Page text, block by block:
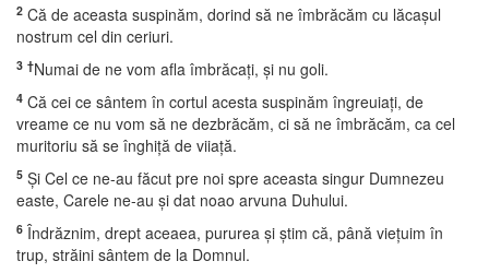
2 Că de aceasta suspinăm, dorind să ne îmbrăcăm cu lăcaşul
nostrum cel din ceriuri.
3 †Numai de ne vom afla îmbrăcaţi, şi nu goli.
4 Că cei ce sântem în cortul acesta suspinăm îngreuiaţi, de
vreame ce nu vom să ne dezbrăcăm, ci să ne îmbrăcăm, ca cel
muritoriu să se înghiţă de viiaţă.
5 Şi Cel ce ne-au făcut pre noi spre aceasta singur Dumnezeu
easte, Carele ne-au şi dat noao arvuna Duhului.
6 Îndrăznim, drept aceaea, pururea şi ştim că, până vieţuim în
trup, străini sântem de la Domnul.